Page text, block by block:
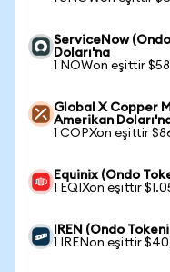
ServiceNow
Doları'na
1 NOWon eşittir
Global X Copper
Amerikan
1 COPXon eşittir
Equinix (Ondo
1 EQIXon eşittir
IREN (Ondo
1 IRENon eşittir